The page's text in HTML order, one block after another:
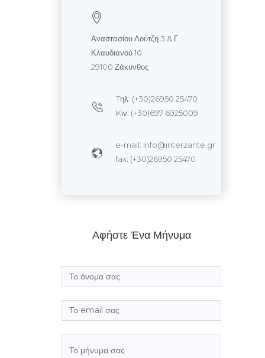
Αναστασίου Λούτζη 3 & Γ.
Κλαυδιανού 10
29100 Ζάκυνθος
Tηλ: (+30)26950 25470
Kιν: (+30)697 6925009
e-mail: info@interzante.gr
fax: (+30)26950 25470
Αφήστε Ένα Μήνυμα